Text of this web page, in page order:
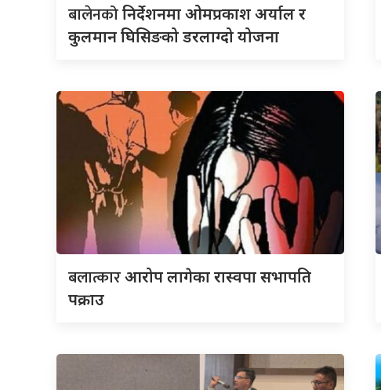
बालेनकोनिर्देशनमा ओमप्रकाश अर्याल र
कुलमान घिसिङको डरलाग्दो योजना
बलात्कारआरोप लागेका रास्वपा सभापति
पक्राउ